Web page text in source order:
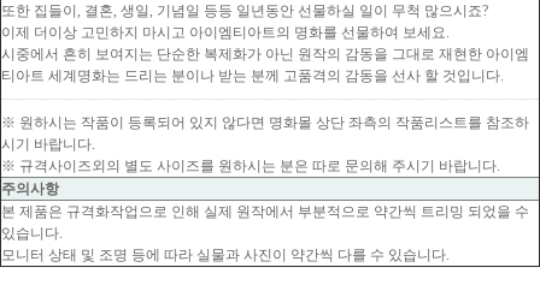
또한 집들이, 결혼, 생일, 기념일 등등 일년동안 선물하실 일이 무척 많으시죠?
이제 더이상 고민하지 마시고 아이엠티아트의 명화를 선물하여 보세요.
시중에서 흔히 보여지는 단순한 복제화가 아닌 원작의 감동을 그대로 재현한 아이엠
티아트 세계명화는 드리는 분이나 받는 분께 고품격의 감동을 선사 할 것입니다.
※ 원하시는 작품이 등록되어 있지 않다면 명화몰 상단 좌측의 작품리스트를 참조하
시기 바랍니다.
※ 규격사이즈외의 별도 사이즈를 원하시는 분은 따로 문의해 주시기 바랍니다.
주의사항
본 제품은 규격화작업으로 인해 실제 원작에서 부분적으로 약간씩 트리밍 되었을 수
있습니다.
모니터 상태 및 조명 등에 따라 실물과 사진이 약간씩 다를 수 있습니다.